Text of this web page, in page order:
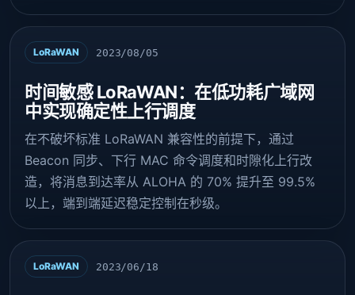
LoRaWAN 2023/08/05
时间敏感 LoRaWAN：在低功耗广域网
中实现确定性上行调度
在不破坏标准 LoRaWAN 兼容性的前提下，通过
Beacon 同步、下行 MAC 命令调度和时隙化上行改
造，将消息到达率从 ALOHA 的 70% 提升至 99.5%
以上，端到端延迟稳定控制在秒级。
LoRaWAN 2023/06/18